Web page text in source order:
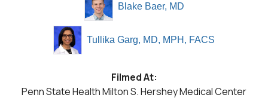
Blake Baer, MD
Tullika Garg, MD, MPH, FACS
Filmed At:
Penn State Health Milton S. Hershey Medical Center